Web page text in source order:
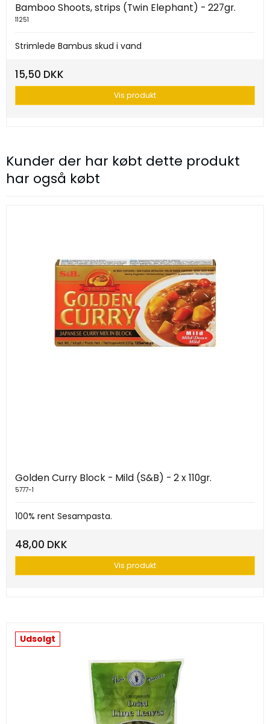
Bamboo Shoots, strips (Twin Elephant) - 227gr.
11251
Strimlede Bambus skud i vand
15,50 DKK
Vis produkt
Kunder der har købt dette produkt
har også købt
Golden Curry Block - Mild (S&B) - 2 x 110gr.
5777-1
100% rent Sesampasta.
48,00 DKK
Vis produkt
Udsolgt